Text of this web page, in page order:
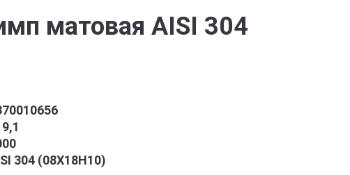
матовая AISI 304
304 (08Х18Н10)